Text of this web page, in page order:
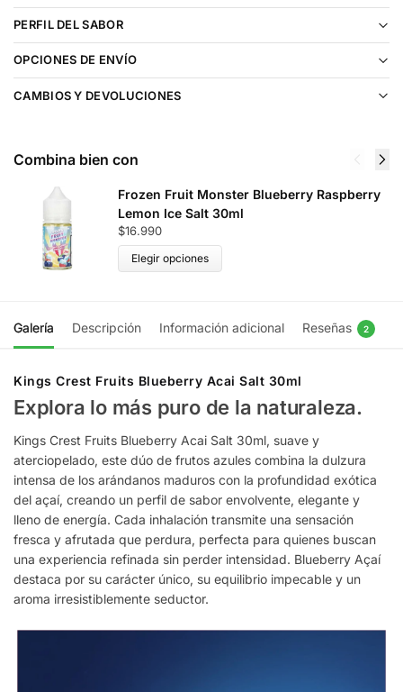
PERFIL DEL SABOR
OPCIONES DE ENVÍO
CAMBIOS Y DEVOLUCIONES
Combina bien con
Frozen Fruit Monster Blueberry Raspberry
Lemon Ice Salt 30ml
$16.990
Elegir opciones
Galería Descripción Información adicional Reseñas 2
Kings Crest Fruits Blueberry Acai Salt 30ml
Explora lo más puro de la naturaleza.
Kings Crest Fruits Blueberry Acai Salt 30ml, suave y
aterciopelado, este dúo de frutos azules combina la dulzura
intensa de los arándanos maduros con la profundidad exótica
del açaí, creando un perfil de sabor envolvente, elegante y
lleno de energía. Cada inhalación transmite una sensación
fresca y afrutada que perdura, perfecta para quienes buscan
una experiencia refinada sin perder intensidad. Blueberry Açaí
destaca por su carácter único, su equilibrio impecable y un
aroma irresistiblemente seductor.